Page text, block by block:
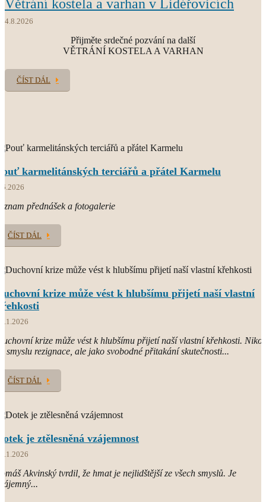
O.CARM.
Větrání kostela a varhan v Lidéřovicích
4.8.2026
Přijměte srdečné pozvání na další
VĚTRÁNÍ KOSTELA A VARHAN
ČÍST DÁL
karmelitánských terciářů a přátel Karmelu
přednášek a fotogalerie
ČÍST DÁL
krize může vést k hlubšímu přijetí naší vlastní
krize může vést k hlubšímu přijetí naší vlastní křehkosti.
smyslu rezignace, ale jako svobodné přitakání skutečnosti...
ČÍST DÁL
je ztělesněná vzájemnost
Akvinský tvrdil, že hmat je nejlidštější ze všech smyslů. Je